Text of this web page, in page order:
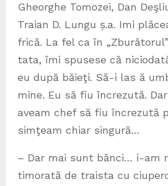
Gheorghe Tomozei, Dan
Traian D. Lungu ș.a. Imi
frică. La fel ca în
tata, îmi spusese că
eu după băieţi. Să-i las ă
mine. Eu să fiu încrezută.
aveam chef să fiu încrezută
simţeam chiar singură…
– Dar mai sunt bănci… i-am
timorată de traista cu